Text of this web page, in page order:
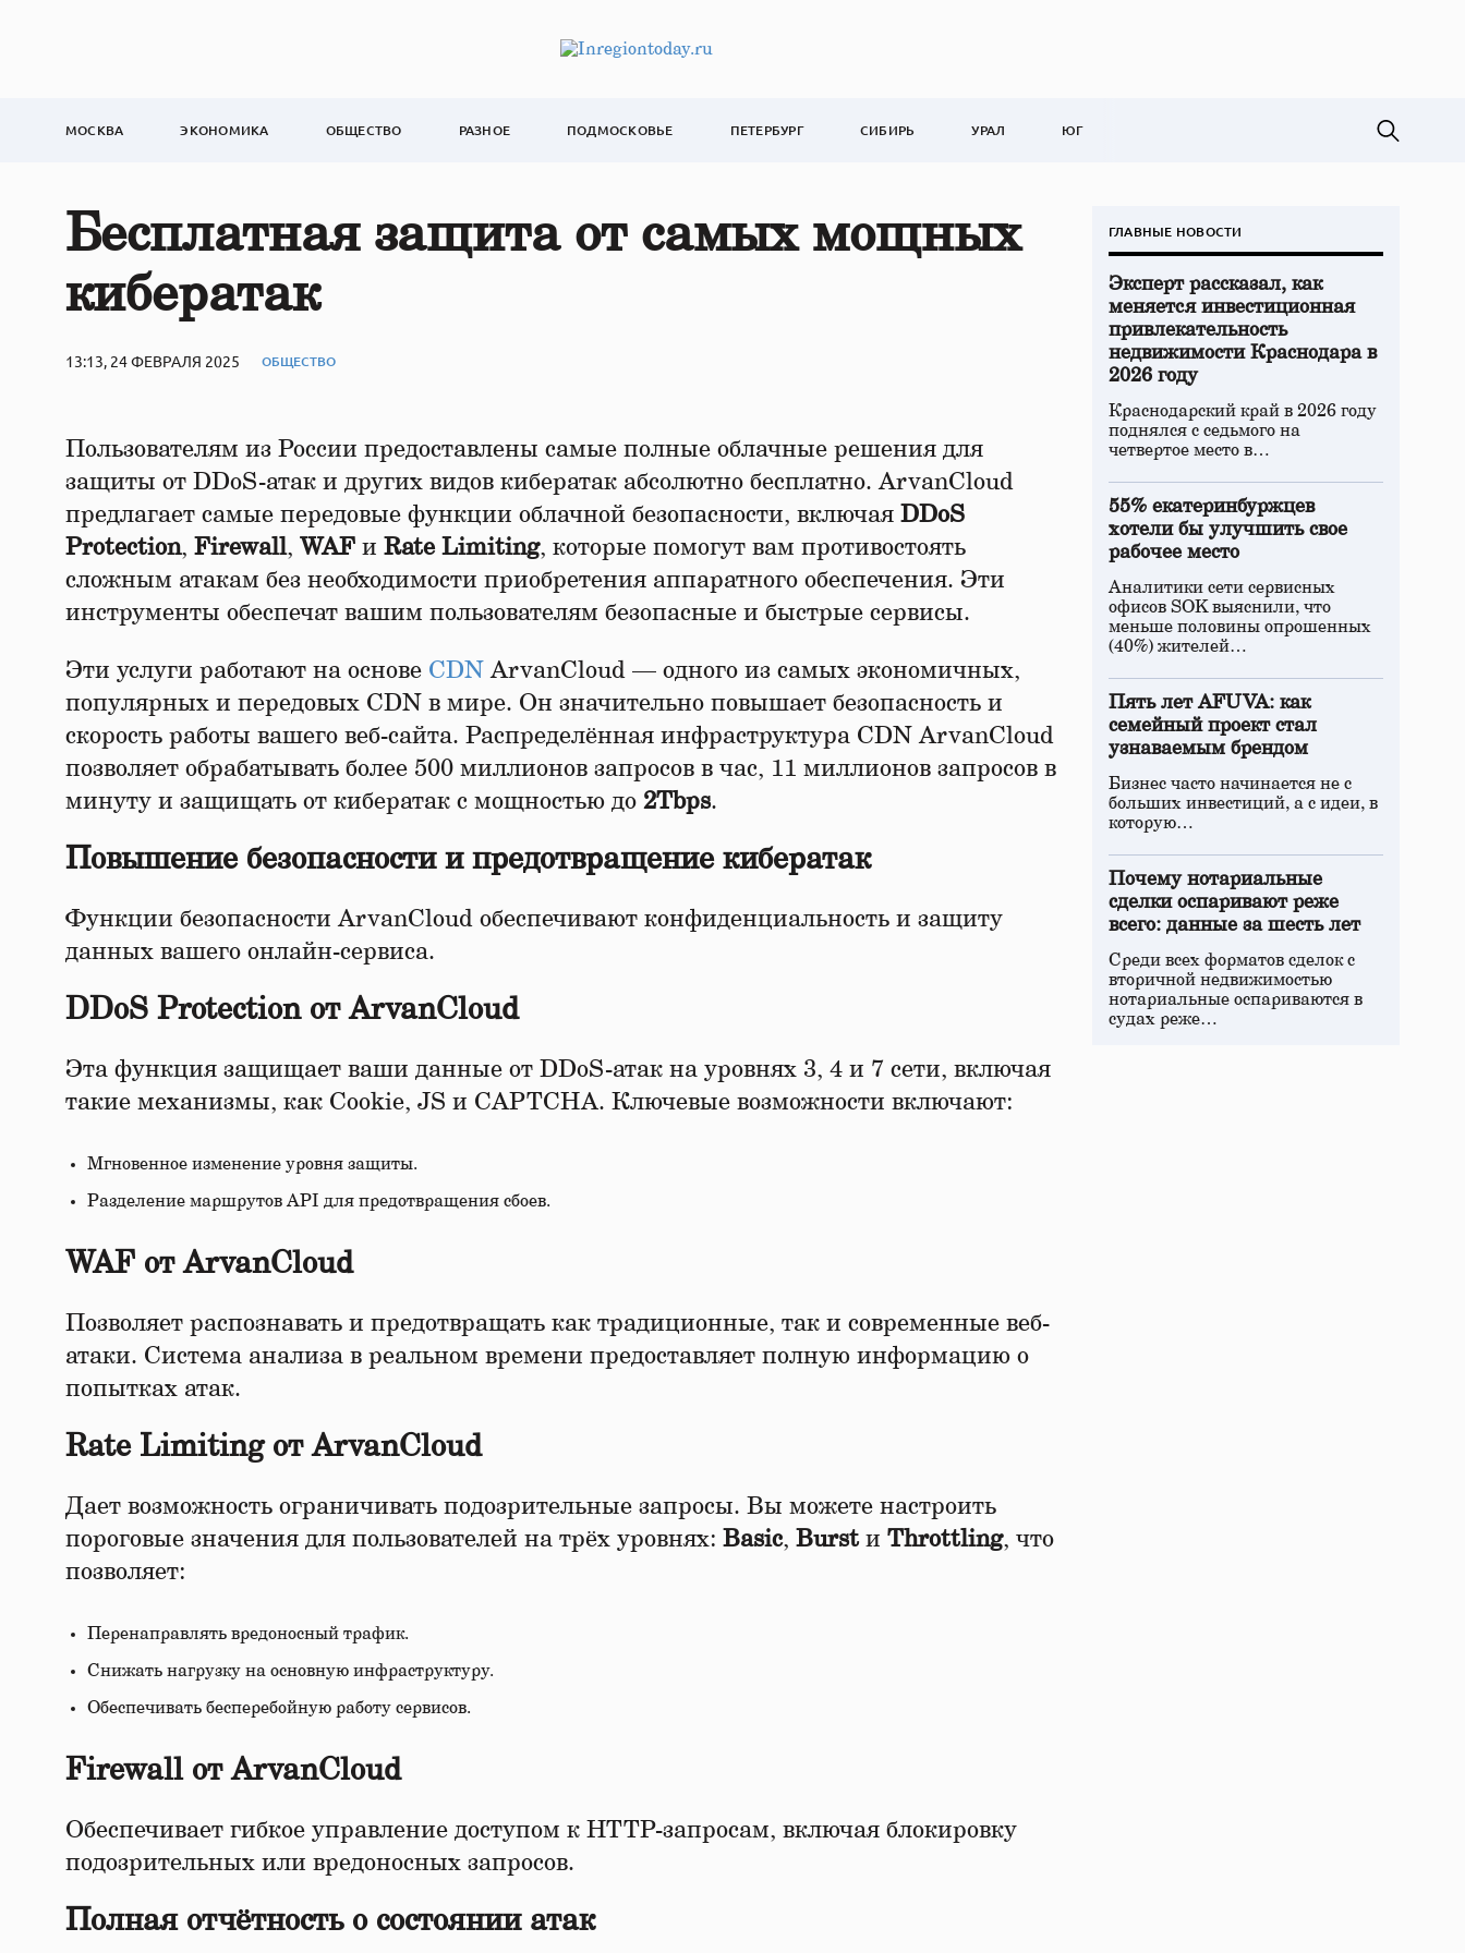
МОСКВА ЭКОНОМИКА ОБЩЕСТВО РАЗНОЕ ПОДМОСКОВЬЕ ПЕТЕРБУРГ СИБИРЬ УРАЛ ЮГ
Бесплатная защита от самых мощных
кибератак
13:13, 24 ФЕВРАЛЯ 2025 ОБЩЕСТВО
Пользователям из России предоставлены самые полные облачные решения для
защиты от DDoS-атак и других видов кибератак абсолютно бесплатно. ArvanCloud
предлагает самые передовые функции облачной безопасности, включая DDoS
Protection, Firewall, WAF и Rate Limiting, которые помогут вам противостоять
сложным атакам без необходимости приобретения аппаратного обеспечения. Эти
инструменты обеспечат вашим пользователям безопасные и быстрые сервисы.
Эти услуги работают на основе CDN ArvanCloud — одного из самых экономичных,
популярных и передовых CDN в мире. Он значительно повышает безопасность и
скорость работы вашего веб-сайта. Распределённая инфраструктура CDN ArvanCloud
позволяет обрабатывать более 500 миллионов запросов в час, 11 миллионов запросов в
минуту и защищать от кибератак с мощностью до 2Tbps.
Повышение безопасности и предотвращение кибератак
Функции безопасности ArvanCloud обеспечивают конфиденциальность и защиту
данных вашего онлайн-сервиса.
DDoS Protection от ArvanCloud
Эта функция защищает ваши данные от DDoS-атак на уровнях 3, 4 и 7 сети, включая
такие механизмы, как Cookie, JS и CAPTCHA. Ключевые возможности включают:
Мгновенное изменение уровня защиты.
Разделение маршрутов API для предотвращения сбоев.
WAF от ArvanCloud
Позволяет распознавать и предотвращать как традиционные, так и современные веб-
атаки. Система анализа в реальном времени предоставляет полную информацию о
попытках атак.
Rate Limiting от ArvanCloud
Дает возможность ограничивать подозрительные запросы. Вы можете настроить
пороговые значения для пользователей на трёх уровнях: Basic, Burst и Throttling, что
позволяет:
Перенаправлять вредоносный трафик.
Снижать нагрузку на основную инфраструктуру.
Обеспечивать бесперебойную работу сервисов.
Firewall от ArvanCloud
Обеспечивает гибкое управление доступом к HTTP-запросам, включая блокировку
подозрительных или вредоносных запросов.
Полная отчётность о состоянии атак
ГЛАВНЫЕ НОВОСТИ
Эксперт рассказал, как
меняется инвестиционная
привлекательность
недвижимости Краснодара в
2026 году
Краснодарский край в 2026 году
поднялся с седьмого на
четвертое место в…
55% екатеринбуржцев
хотели бы улучшить свое
рабочее место
Аналитики сети сервисных
офисов SOK выяснили, что
меньше половины опрошенных
(40%) жителей…
Пять лет AFUVA: как
семейный проект стал
узнаваемым брендом
Бизнес часто начинается не с
больших инвестиций, а с идеи, в
которую…
Почему нотариальные
сделки оспаривают реже
всего: данные за шесть лет
Среди всех форматов сделок с
вторичной недвижимостью
нотариальные оспариваются в
судах реже…